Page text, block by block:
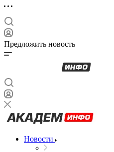
Предложить новость
Новости